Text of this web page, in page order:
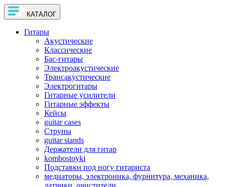
КАТАЛОГ
Гитары
Акустические
Классические
Бас-гитары
Электроакустические
Трансакустические
Электрогитары
Гитарные усилители
Гитарные эффекты
Кейсы
guitar cases
Струны
guitar stands
Держатели для гитар
kombostoyki
Подставки под ногу гитариста
медиаторы, электроника, фурнитура, механика,
датчики, очистители